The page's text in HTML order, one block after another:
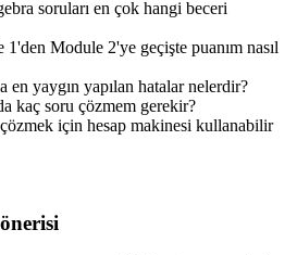
soruları en çok hangi beceri
Module 2'ye geçişte puanım nasıl
en yaygın yapılan hatalar nelerdir?
kaç soru çözmem gerekir?
için hesap makinesi kullanabilir